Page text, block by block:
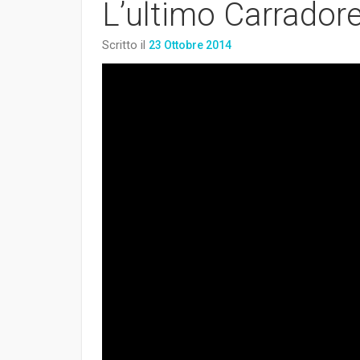
L’ultimo
Scritto il 23 Ottobre 2014